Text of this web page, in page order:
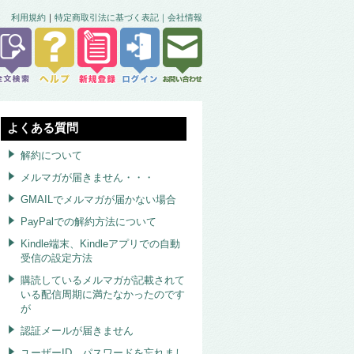
利用規約 ｜ 特定商取引法に基づく表記｜ 会社情報
よくある質問
解約について
メルマガが届きません・・・
GMAILでメルマガが届かない場合
PayPalでの解約方法について
Kindle端末、Kindleアプリでの自動
受信の設定方法
購読しているメルマガが記載されて
いる配信周期に満たなかったのです
が
認証メールが届きません